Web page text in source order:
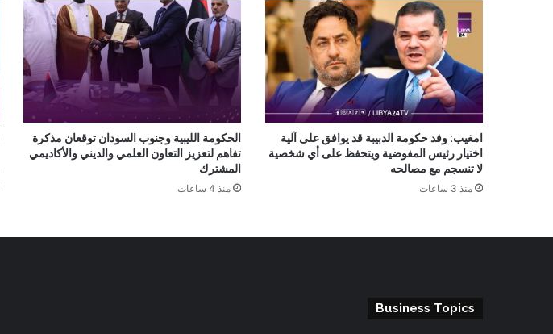
امغيب: وفد حكومة الدبيبة قد يوافق على آلية
اختيار رئيس المفوضية ويتحفظ على أي شخصية
لا تنسجم مع مصالحه
منذ 3 ساعات
الحكومة الليبية وجنوب السودان توقعان مذكرة
تفاهم لتعزيز التعاون العلمي والديني والأكاديمي
المشترك
منذ 4 ساعات
Business Topics